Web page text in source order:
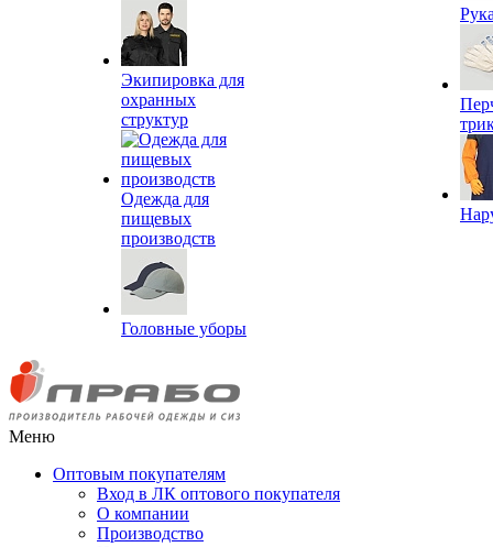
Экипировка для
охранных
структур
Одежда для
пищевых
производств
Головные уборы
Меню
Оптовым покупателям
Вход в ЛК оптового покупателя
О компании
Производство